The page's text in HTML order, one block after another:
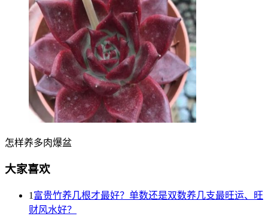
怎样养多肉爆盆
大家喜欢
1 富贵竹养几根才最好？单数还是双数养几支最旺运、旺
财风水好？